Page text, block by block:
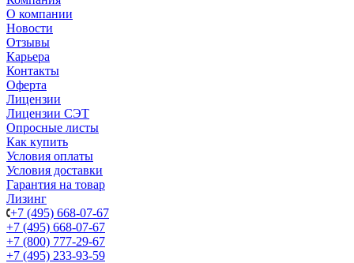
О компании
Новости
Отзывы
Карьера
Контакты
Оферта
Лицензии
Лицензии СЭТ
Опросные листы
Как купить
Условия оплаты
Условия доставки
Гарантия на товар
Лизинг
+7 (495) 668-07-67
+7 (495) 668-07-67
+7 (800) 777-29-67
+7 (495) 233-93-59